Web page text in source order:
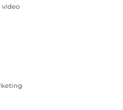
vídeo